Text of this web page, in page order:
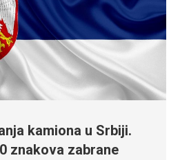
kamiona u Srbiji.
znakova zabrane